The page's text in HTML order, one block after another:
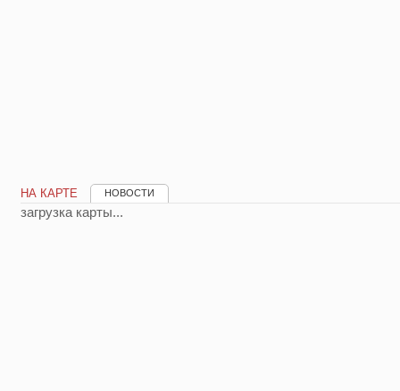
НА КАРТЕ НОВОСТИ
загрузка карты...